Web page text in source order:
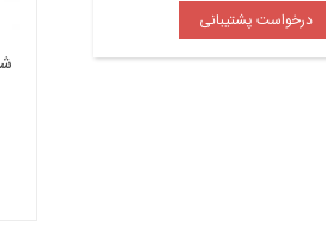
درخواست پشتیبانی